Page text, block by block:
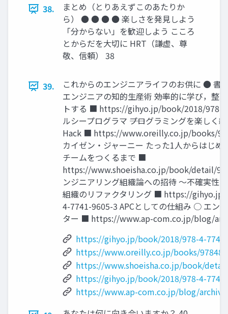
38.
まとめ（とりあえずこのあたりか
ら） ● ● ● ● 楽しさを発見しよう
「分からない」を歓迎しよう こころ
とからだを大切に HRT（謙虚、尊
敬、信頼） 38
39.
これからのエンジニアライフのお供に ●
エンジニアの知的生産術 ――効率的に学び，整
トする ■ https://gihyo.jp/book/2018/978-
ルシープログラマ ――プログラミングを楽しく
Hack ■ https://www.oreilly.co.jp/books/
カイゼン・ジャーニー たった1人からはじめ
チームをつくるまで ■
https://www.shoeisha.co.jp/book/detail/
ンジニアリング組織論への招待 ～不確実性
組織のリファクタリング ■ https://
4-7741-9605-3 APCとしての仕組み ○ エン
ター ■ https://www.ap-com.co.jp/blog/
https://gihyo.jp/book/2018/978-4-
https://www.oreilly.co.jp/books/
https://www.shoeisha.co.jp/book/
https://gihyo.jp/book/2018/978-4-
https://www.ap-com.co.jp/blog/